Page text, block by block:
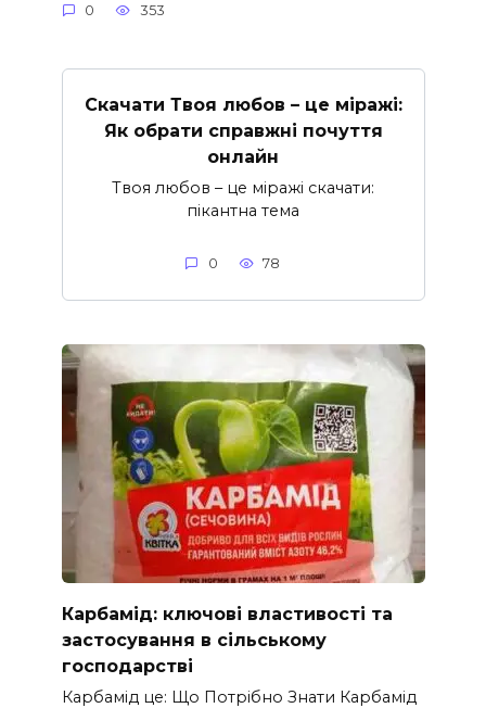
0 353
Скачати Твоя любов – це міражі:
Як обрати справжні почуття
онлайн
Твоя любов – це міражі скачати:
пікантна тема
0 78
Карбамід: ключові властивості та
застосування в сільському
господарстві
Карбамід це: Що Потрібно Знати Карбамід